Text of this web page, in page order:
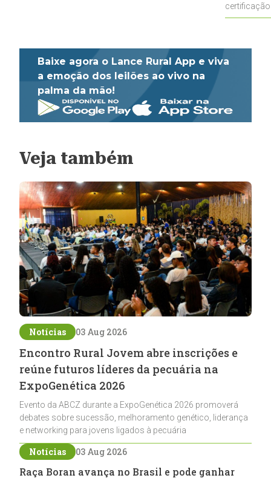
Baixe agora o Lance Rural App e viva
a emoção dos leilões ao vivo na
palma da mão!
Veja também
Notícias 03 Aug 2026
Encontro Rural Jovem abre inscrições e
reúne futuros líderes da pecuária na
ExpoGenética 2026
Evento da ABCZ durante a ExpoGenética 2026 promoverá
debates sobre sucessão, melhoramento genético, liderança
e networking para jovens ligados à pecuária
Notícias 03 Aug 2026
Raça Boran avança no Brasil e pode ganhar